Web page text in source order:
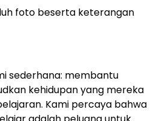
foto beserta keterangan
sederhana: membantu
kehidupan yang mereka
Kami percaya bahwa